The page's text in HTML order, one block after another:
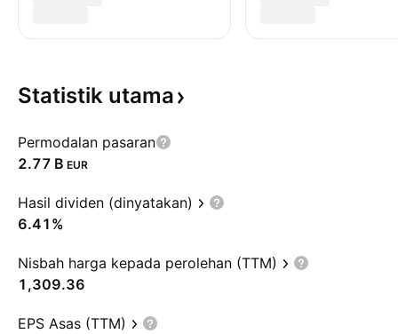
Statistik utama
Permodalan pasaran
‪2.77 B‬ EUR
Hasil dividen (dinyatakan)
6.41%
Nisbah harga kepada perolehan (TTM)
1,309.36
EPS Asas (TTM)